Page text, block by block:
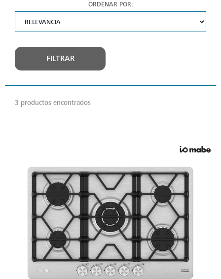
ORDENAR POR:
FILTRAR
3 productos encontrados